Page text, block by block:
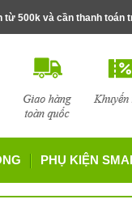
từ 500k và cần thanh toán
PHỤ KIỆN